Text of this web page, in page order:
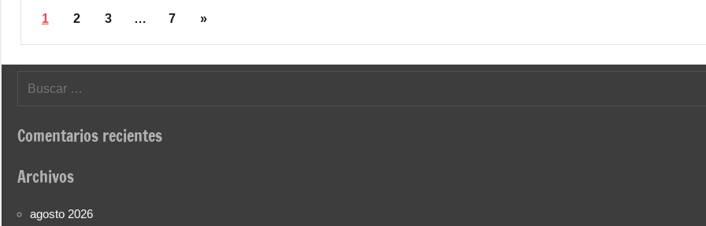
Paginación
de
entradas
1 2 3 … 7
Siguientes
»
Comentarios recientes
Archivos
agosto 2026